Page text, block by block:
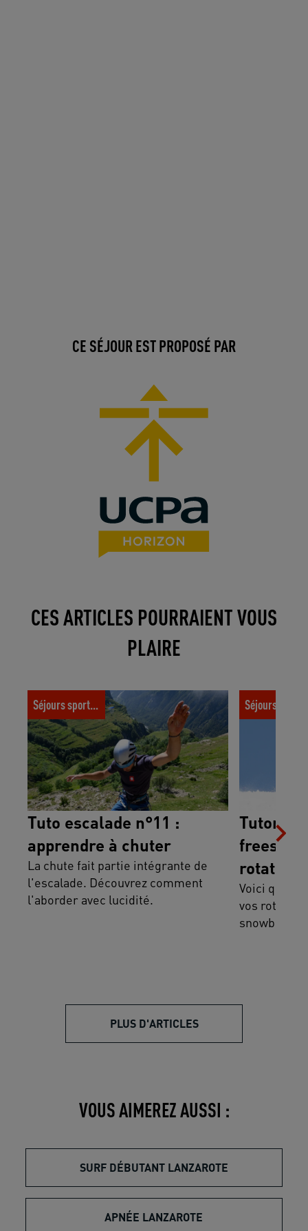
CE SÉJOUR EST PROPOSÉ PAR
CES ARTICLES POURRAIENT VOUS
PLAIRE
Tuto escalade n°11 : apprendre à chuter
Séjours sportifs
Tuto escalade n°11 :
apprendre à chuter
La chute fait partie intégrante de
l'escalade. Découvrez comment
l'aborder avec lucidité.
Tutoriel ski
les rotations
Tutoriel
Voici
vos
snowboard
PLUS D'ARTICLES
VOUS AIMEREZ AUSSI :
SURF DÉBUTANT LANZAROTE
APNÉE LANZAROTE